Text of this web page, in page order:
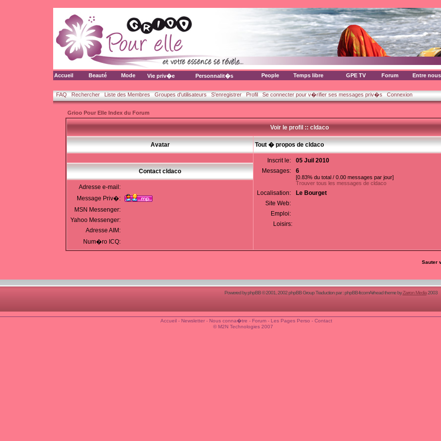
Accueil Beauté Mode Vie priv�e Personnalit�s People Temps libre GPE TV Forum Entre nous
FAQ Rechercher Liste des Membres Groupes d'utilisateurs S'enregistrer Profil Se connecter pour v�rifier ses messages priv�s Connexion
Grioo Pour Elle Index du Forum
Voir le profil :: cldaco
Avatar Tout � propos de cldaco
Inscrit le:
05 Juil 2010
Messages:
6
[0.83% du total / 0.00 messages par jour]
Trouver tous les messages de cldaco
Localisation:
Le Bourget
Site Web:
Emploi:
Loisirs:
Contact cldaco
Adresse e-mail:
Message Priv�:
MSN Messenger:
Yahoo Messenger:
Adresse AIM:
Num�ro ICQ:
Sauter
Powered byphpBB© 2001, 2002 phpBB Group Traduction par :phpBB-fr.comAirhead theme byZarron Media2003
Accueil- Newsletter- Nous conna�tre - Forum- Les Pages Perso - Contact
© M2N Technologies 2007